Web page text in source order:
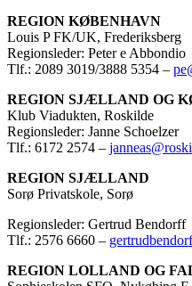
REGION KØBENHAVN
Louis P FK/UK, Frederiksberg
Regionsleder: Peter e Abbondio
Tlf.: 2089 3019/3888 5354 –
REGION SJÆLLAND OG
Klub Viadukten, Roskilde
Regionsleder: Janne Schoelzer
Tlf.: 6172 2574 –
REGION SJÆLLAND
Sorø Privatskole, Sorø
Regionsleder: Gertrud Bendorff
Tlf.: 2576 6660 –
REGION LOLLAND OG